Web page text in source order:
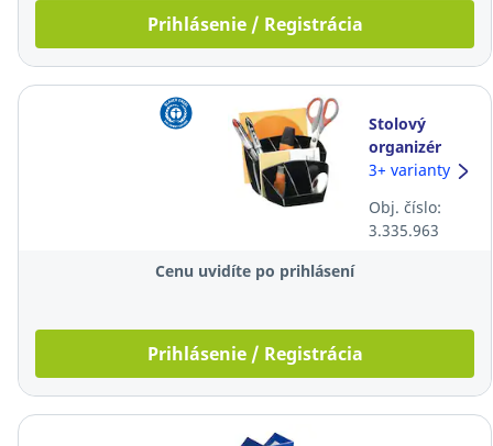
Prihlásenie / Registrácia
Stolový
organizér
Lyreco, čierny
3+ varianty
Obj. číslo:
3.335.963
Cenu uvidíte po prihlásení
Prihlásenie / Registrácia